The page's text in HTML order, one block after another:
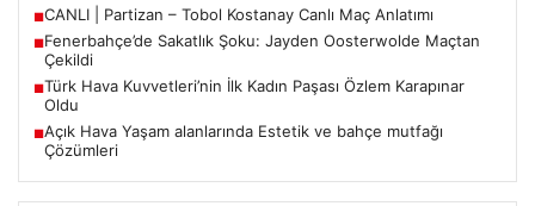
■CANLI | Partizan – Tobol Kostanay Canlı Maç Anlatımı
■Fenerbahçe’de Sakatlık Şoku: Jayden Oosterwolde Maçtan
Çekildi
■Türk Hava Kuvvetleri’nin İlk Kadın Paşası Özlem Karapınar
Oldu
■Açık Hava Yaşam alanlarında Estetik ve bahçe mutfağı
Çözümleri